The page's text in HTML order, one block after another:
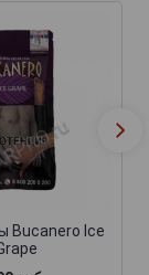
Bucanero Ice